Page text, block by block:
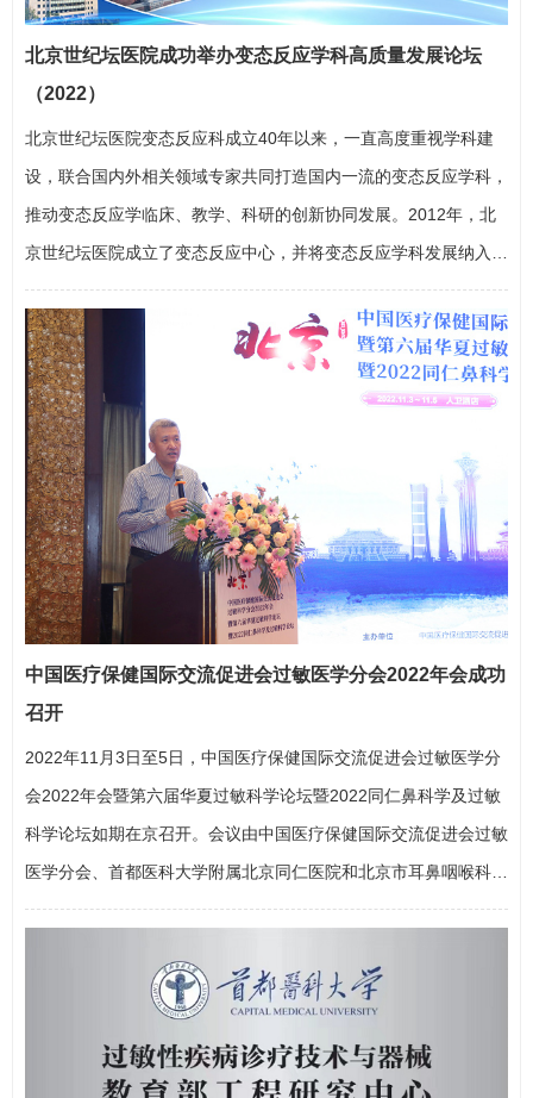
北京世纪坛医院成功举办变态反应学科高质量发展论坛
（2022）
北京世纪坛医院变态反应科成立40年以来，一直高度重视学科建
设，联合国内外相关领域专家共同打造国内一流的变态反应学科，
推动变态反应学临床、教学、科研的创新协同发展。2012年，北
京世纪坛医院成立了变态反应中心，并将变态反应学科发展纳入医
院十四五规划。2021年度，我院变态反应学科在复旦版学科排行
榜中位列全国声誉榜第三位、综合排名第四位，学科发展取得长足
进步。为了更好地推动变态反应学科高质量发展，落实变态反应
中…
中国医疗保健国际交流促进会过敏医学分会2022年会成功
召开
2022年11月3日至5日，中国医疗保健国际交流促进会过敏医学分
会2022年会暨第六届华夏过敏科学论坛暨2022同仁鼻科学及过敏
科学论坛如期在京召开。会议由中国医疗保健国际交流促进会过敏
医学分会、首都医科大学附属北京同仁医院和北京市耳鼻咽喉科研
究所联合主办，首都医科大学附属北京同仁医院党委副书记、院长
式，来自全国各地的鼻科学及过敏科学领域专家学者